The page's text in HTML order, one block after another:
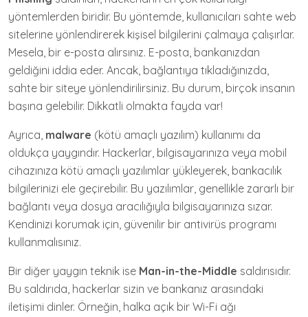
yöntemlerden biridir. Bu yöntemde, kullanıcıları sahte web
sitelerine yönlendirerek kişisel bilgilerini çalmaya çalışırlar.
Mesela, bir e-posta alırsınız. E-posta, bankanızdan
geldiğini iddia eder. Ancak, bağlantıya tıkladığınızda,
sahte bir siteye yönlendirilirsiniz. Bu durum, birçok insanın
başına gelebilir. Dikkatli olmakta fayda var!
Ayrıca, malware (kötü amaçlı yazılım) kullanımı da
oldukça yaygındır. Hackerlar, bilgisayarınıza veya mobil
cihazınıza kötü amaçlı yazılımlar yükleyerek, bankacılık
bilgilerinizi ele geçirebilir. Bu yazılımlar, genellikle zararlı bir
bağlantı veya dosya aracılığıyla bilgisayarınıza sızar.
Kendinizi korumak için, güvenilir bir antivirüs programı
kullanmalısınız.
Bir diğer yaygın teknik ise Man-in-the-Middle saldırısıdır.
Bu saldırıda, hackerlar sizin ve bankanız arasındaki
iletişimi dinler. Örneğin, halka açık bir Wi-Fi ağı